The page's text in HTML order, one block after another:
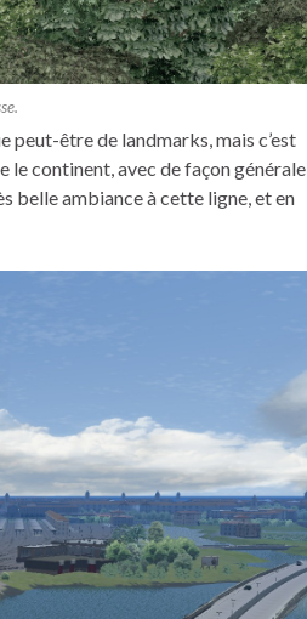
peut-être de landmarks, mais c’est
le continent, avec de façon générale
belle ambiance à cette ligne, et en